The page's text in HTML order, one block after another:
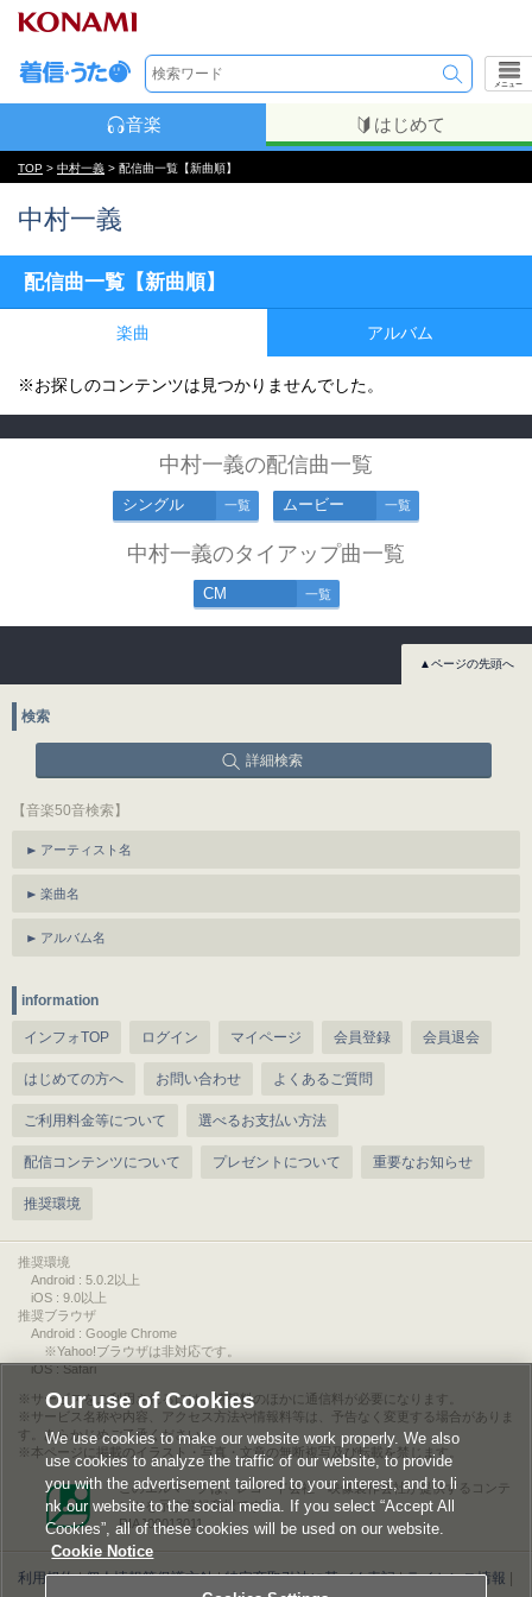
メニュー
音楽 はじめて
TOP > 中村一義 > 配信曲一覧【新曲順】
中村一義
配信曲一覧【新曲順】
楽曲 アルバム
※お探しのコンテンツは見つかりませんでした。
中村一義の配信曲一覧
シングル 一覧 ムービー 一覧
中村一義のタイアップ曲一覧
CM 一覧
▲ページの先頭へ
検索
詳細検索
【音楽50音検索】
アーティスト名
楽曲名
アルバム名
information
インフォTOP ログイン マイページ 会員登録 会員退会
はじめての方へ お問い合わせ よくあるご質問
ご利用料金等について 選べるお支払い方法
配信コンテンツについて プレゼントについて 重要なお知らせ
推奨環境
推奨環境
Android : 5.0.2以上
iOS : 9.0以上
推奨ブラウザ
Android : Google Chrome
※Yahoo!ブラウザは非対応です。
iOS : Safari
サービスをご利用されるには、情報料のほかに通信料が必要になります。
サービス名称や内容、アクセス方法や情報料等は、予告なく変更する場合がありま
す。あらかじめご了承ください。
本ページに掲載のイラスト・写真・文章の無断複写及び転載を禁じます。
このエルマークは、レコード会社・映像製作会社が提供するコンテ
ンツを示す登録商標です。
RIAJ00013011
利用規約|個人情報等保護方針|特定商取引法に基づく表記|ライセンス情報
Our use of Cookies
We use cookies to make our website work properly. We also
use cookies to analyze the traffic of our website, to provide
you with the advertisement tailored to your interest, and to li
nk our website to the social media. If you select “Accept All
Cookies”, all of these cookies will be used on our website.
Cookie Notice